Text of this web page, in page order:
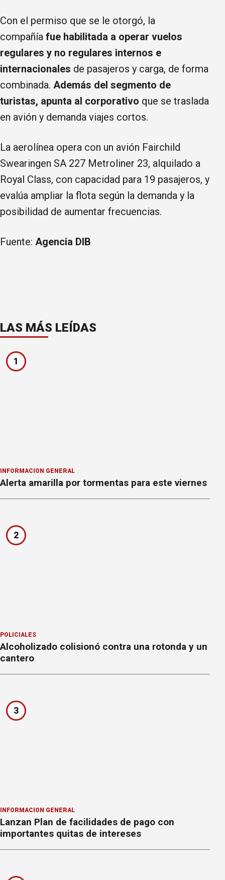
Con el permiso que se le otorgó, la
compañía fue habilitada a operar vuelos
regulares y no regulares internos e
internacionales de pasajeros y carga, de forma
combinada. Además del segmento de
turistas, apunta al corporativo que se traslada
en avión y demanda viajes cortos.
La aerolínea opera con un avión Fairchild
Swearingen SA 227 Metroliner 23, alquilado a
Royal Class, con capacidad para 19 pasajeros, y
evalúa ampliar la flota según la demanda y la
posibilidad de aumentar frecuencias.
Fuente: Agencia DIB
LAS MÁS LEÍDAS
1
INFORMACION GENERAL
Alerta amarilla por tormentas para este viernes
2
POLICIALES
Alcoholizado colisionó contra una rotonda y un
cantero
3
INFORMACION GENERAL
Lanzan Plan de facilidades de pago con
importantes quitas de intereses